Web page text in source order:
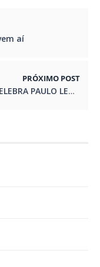
aí
PRÓXIMO POST
POR UM LINDÉSIMO DE SEGUNDO CELEBRA PAULO LEMINSKI